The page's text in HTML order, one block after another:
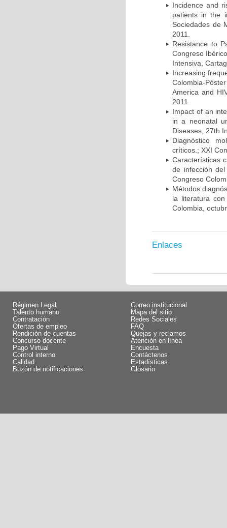
Incidence and
patients in the
Sociedades de
2011.
Resistance to
Congreso
Intensiva,
Increasing
Colombia-
America and
2011.
Impact of an
in a neonatal
Diseases, 27th
Diagnóstico
críticos.; XXI
Características
de infección
Congreso
Métodos
la literatura
Colombia,
Enlaces
Régimen Legal
Talento humano
Contratación
Ofertas de empleo
Rendición de cuentas
Concurso docente
Pago Virtual
Control interno
Calidad
Buzón de notificaciones
Correo institucional
Mapa del sitio
Redes Sociales
FAQ
Quejas y reclamos
Atención en línea
Encuesta
Contáctenos
Estadísticas
Glosario